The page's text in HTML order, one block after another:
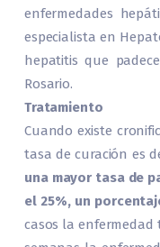
enfermedades
especialista en
hepatitis que
Rosario.
Tratamiento
Cuando existe
tasa de curación es
una mayor tasa de
el 25%, un
casos la